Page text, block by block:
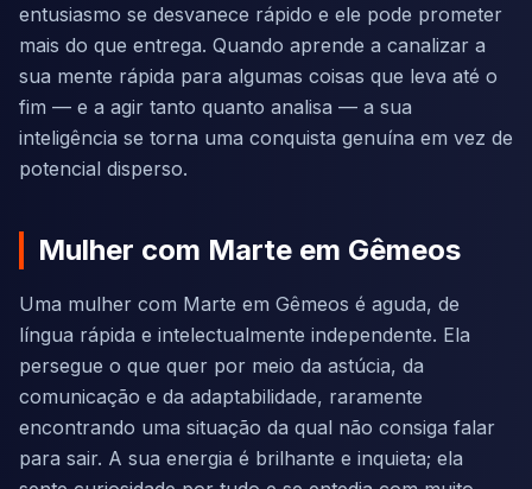
entusiasmo se desvanece rápido e ele pode prometer
mais do que entrega. Quando aprende a canalizar a
sua mente rápida para algumas coisas que leva até o
fim — e a agir tanto quanto analisa — a sua
inteligência se torna uma conquista genuína em vez de
potencial disperso.
Mulher com Marte em Gêmeos
Uma mulher com Marte em Gêmeos é aguda, de
língua rápida e intelectualmente independente. Ela
persegue o que quer por meio da astúcia, da
comunicação e da adaptabilidade, raramente
encontrando uma situação da qual não consiga falar
para sair. A sua energia é brilhante e inquieta; ela